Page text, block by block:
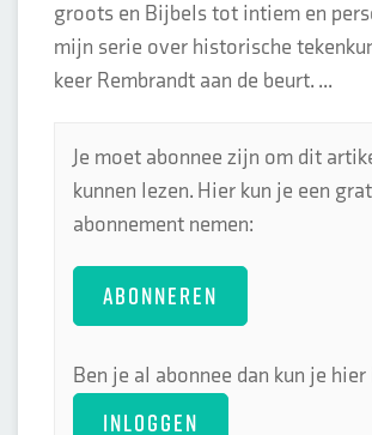
groots en Bijbels tot intiem en
mijn serie over historische
keer Rembrandt aan de beurt. ...
Je moet abonnee zijn om dit
kunnen lezen. Hier kun je een
abonnement nemen:
ABONNEREN
Ben je al abonnee dan kun je
INLOGGEN